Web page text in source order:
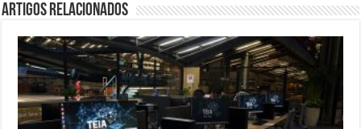
Artigos Relacionados